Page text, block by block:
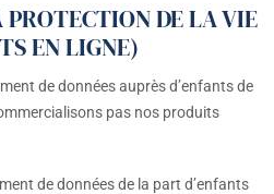
PROTECTION DE LA VIE
EN LIGNE)
de données auprès d’enfants de
pas nos produits
de données de la part d’enfants